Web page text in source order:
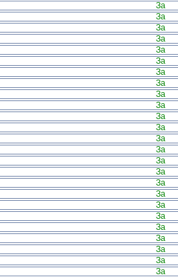
За
За
За
За
За
За
За
За
За
За
За
За
За
За
За
За
За
За
За
За
За
За
За
За
За